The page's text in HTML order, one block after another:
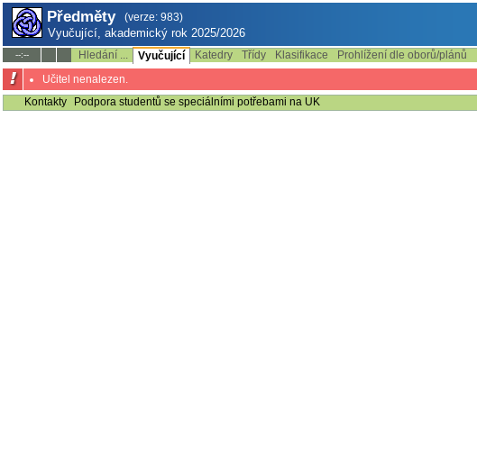
Předměty (verze: 983)
Vyučující, akademický rok 2025/2026
--:-- Hledání ... Vyučující Katedry Třídy Klasifikace Prohlížení dle oborů/plánů
Učitel nenalezen.
Kontakty
Podpora studentů se speciálními potřebami na UK